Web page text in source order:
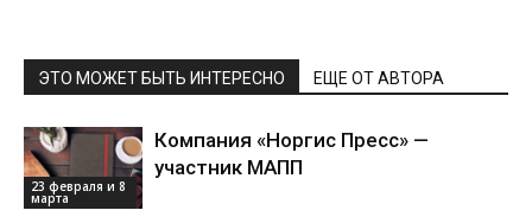
ЭТО МОЖЕТ БЫТЬ ИНТЕРЕСНО ЕЩЕ ОТ АВТОРА
23 февраля и 8
марта
Компания «Норгис Пресс» —
участник МАПП